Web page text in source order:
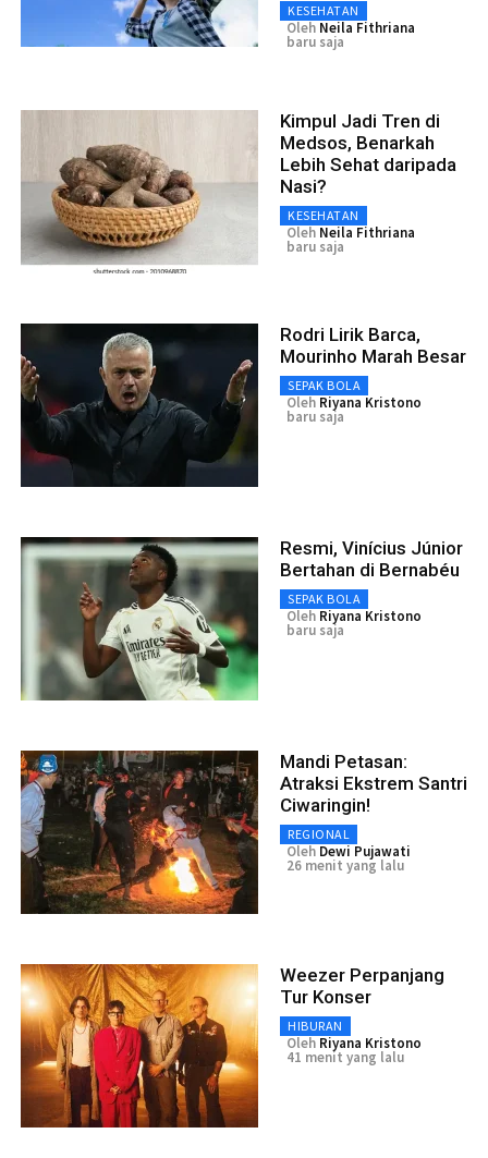
KESEHATAN
Oleh Neila Fithriana
baru saja
Kimpul Jadi Tren di
Medsos, Benarkah
Lebih Sehat daripada
Nasi?
KESEHATAN
Oleh Neila Fithriana
baru saja
Rodri Lirik Barca,
Mourinho Marah Besar
SEPAK BOLA
Oleh Riyana Kristono
baru saja
Resmi, Vinícius Júnior
Bertahan di Bernabéu
SEPAK BOLA
Oleh Riyana Kristono
baru saja
Mandi Petasan:
Atraksi Ekstrem Santri
Ciwaringin!
REGIONAL
Oleh Dewi Pujawati
26 menit yang lalu
Weezer Perpanjang
Tur Konser
HIBURAN
Oleh Riyana Kristono
41 menit yang lalu